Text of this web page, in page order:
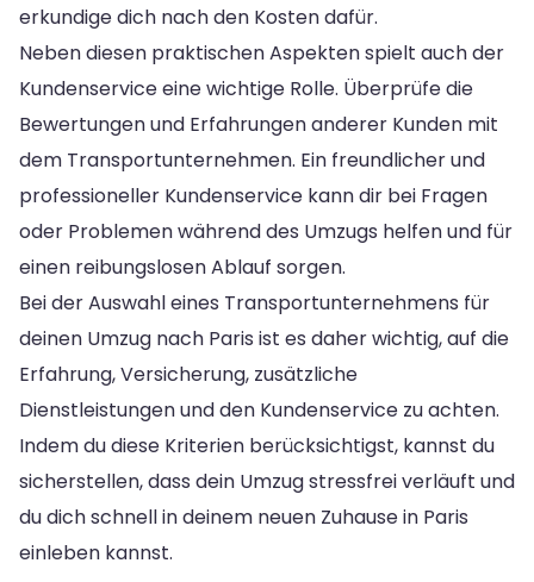
erkundige dich nach den Kosten dafür.
Neben diesen praktischen Aspekten spielt auch der
Kundenservice eine wichtige Rolle. Überprüfe die
Bewertungen und Erfahrungen anderer Kunden mit
dem Transportunternehmen. Ein freundlicher und
professioneller Kundenservice kann dir bei Fragen
oder Problemen während des Umzugs helfen und für
einen reibungslosen Ablauf sorgen.
Bei der Auswahl eines Transportunternehmens für
deinen Umzug nach Paris ist es daher wichtig, auf die
Erfahrung, Versicherung, zusätzliche
Dienstleistungen und den Kundenservice zu achten.
Indem du diese Kriterien berücksichtigst, kannst du
sicherstellen, dass dein Umzug stressfrei verläuft und
du dich schnell in deinem neuen Zuhause in Paris
einleben kannst.